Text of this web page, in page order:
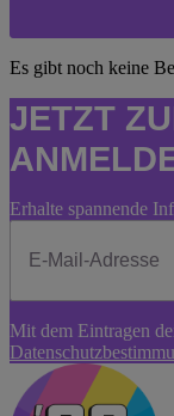
Es gibt noch keine
JETZT
Erhalte spannende
Abonnieren
Mit dem Eintragen